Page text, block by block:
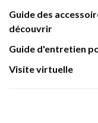
Guide des
découvrir
Guide d'entretien
Visite virtuelle